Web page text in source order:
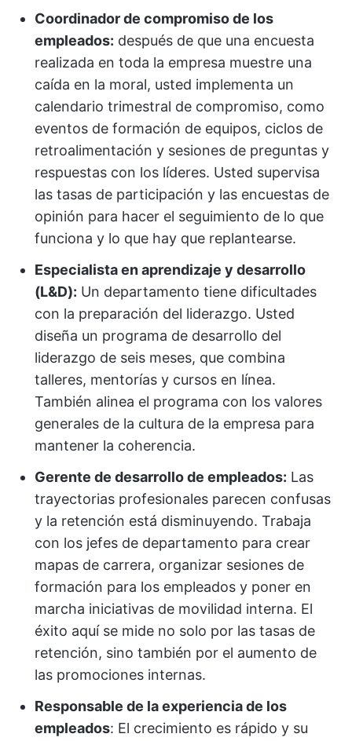
Coordinador de compromiso de los
empleados: después de que una encuesta
realizada en toda la empresa muestre una
caída en la moral, usted implementa un
calendario trimestral de compromiso, como
eventos de formación de equipos, ciclos de
retroalimentación y sesiones de preguntas y
respuestas con los líderes. Usted supervisa
las tasas de participación y las encuestas de
opinión para hacer el seguimiento de lo que
funciona y lo que hay que replantearse.
Especialista en aprendizaje y desarrollo
(L&D): Un departamento tiene dificultades
con la preparación del liderazgo. Usted
diseña un programa de desarrollo del
liderazgo de seis meses, que combina
talleres, mentorías y cursos en línea.
También alinea el programa con los valores
generales de la cultura de la empresa para
mantener la coherencia.
Gerente de desarrollo de empleados: Las
trayectorias profesionales parecen confusas
y la retención está disminuyendo. Trabaja
con los jefes de departamento para crear
mapas de carrera, organizar sesiones de
formación para los empleados y poner en
marcha iniciativas de movilidad interna. El
éxito aquí se mide no solo por las tasas de
retención, sino también por el aumento de
las promociones internas.
Responsable de la experiencia de los
empleados: El crecimiento es rápido y su